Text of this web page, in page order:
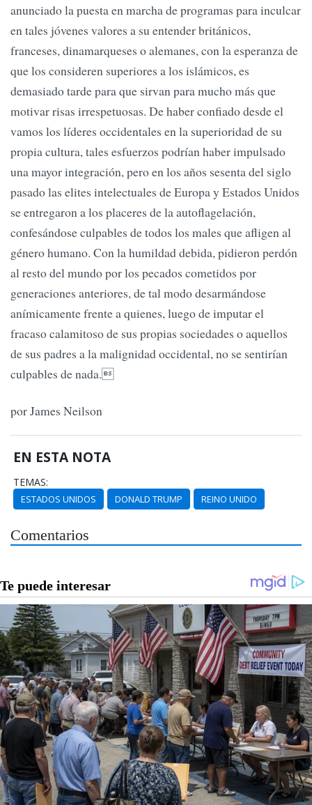
anunciado la puesta en marcha de programas para inculcar
en tales jóvenes valores a su entender británicos,
franceses, dinamarqueses o alemanes, con la esperanza de
que los consideren superiores a los islámicos, es
demasiado tarde para que sirvan para mucho más que
motivar risas irrespetuosas. De haber confiado desde el
vamos los líderes occidentales en la superioridad de su
propia cultura, tales esfuerzos podrían haber impulsado
una mayor integración, pero en los años sesenta del siglo
pasado las elites intelectuales de Europa y Estados Unidos
se entregaron a los placeres de la autoflagelación,
confesándose culpables de todos los males que afligen al
género humano. Con la humildad debida, pidieron perdón
al resto del mundo por los pecados cometidos por
generaciones anteriores, de tal modo desarmándose
anímicamente frente a quienes, luego de imputar el
fracaso calamitoso de sus propias sociedades o aquellos
de sus padres a la malignidad occidental, no se sentirían
culpables de nada.
por James Neilson
EN ESTA NOTA
TEMAS:
ESTADOS UNIDOS DONALD TRUMP REINO UNIDO
Comentarios